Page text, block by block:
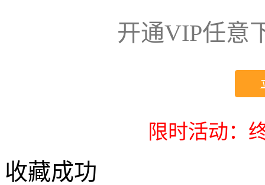
开通VIP任意
限时活动：
收藏成功